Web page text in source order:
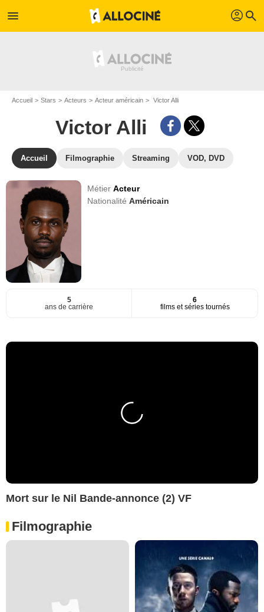
menu profil search
Accueil Stars Acteurs Acteur américain Victor Alli
Victor Alli
Accueil Filmographie Streaming VOD, DVD
MétierActeur
NationalitéAméricain
5
ans de carrière
6
films et séries tournés
Mort sur le Nil Bande-annonce (2) VF
Filmographie